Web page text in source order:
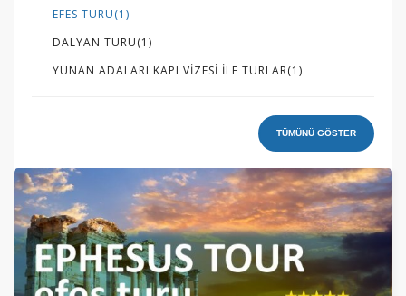
EFES TURU(1)
DALYAN TURU(1)
YUNAN ADALARI KAPI VIZESI ILE TURLAR(1)